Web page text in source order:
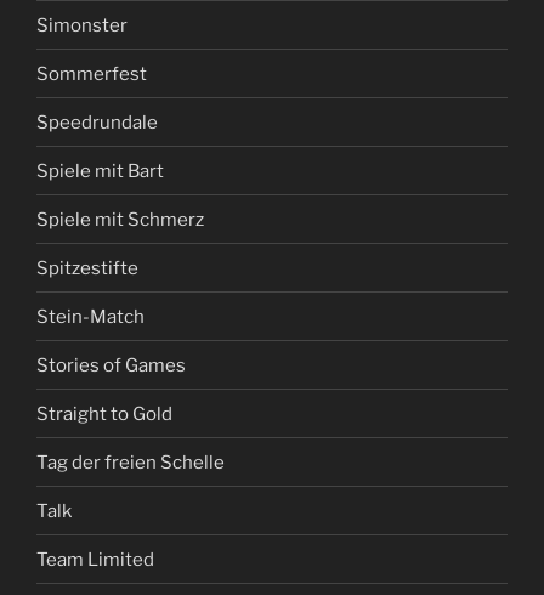
Simonster
Sommerfest
Speedrundale
Spiele mit Bart
Spiele mit Schmerz
Spitzestifte
Stein-Match
Stories of Games
Straight to Gold
Tag der freien Schelle
Talk
Team Limited